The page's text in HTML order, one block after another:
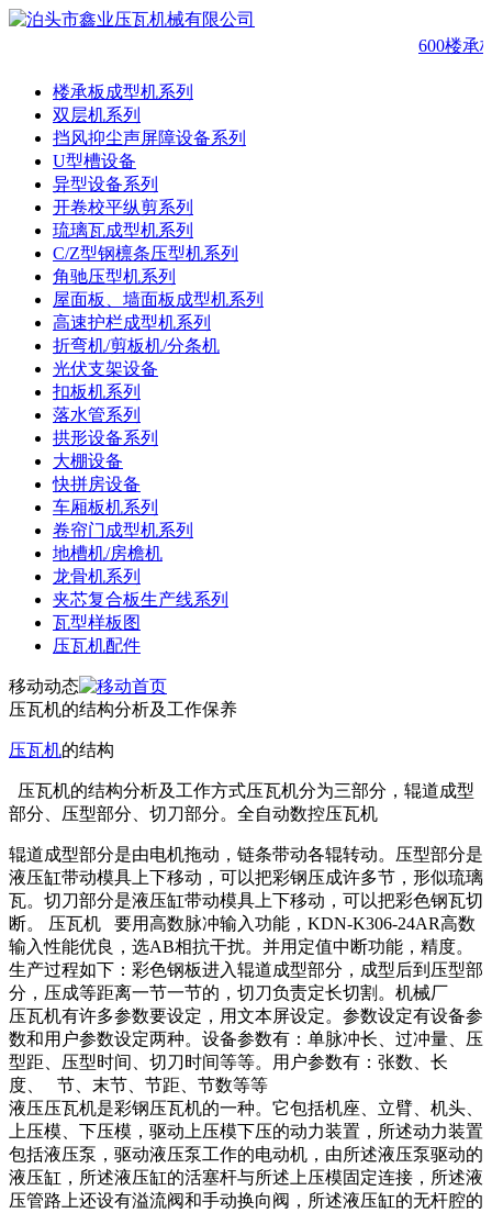
600楼承
楼承板成型机系列
双层机系列
挡风抑尘声屏障设备系列
U型槽设备
异型设备系列
开卷校平纵剪系列
琉璃瓦成型机系列
C/Z型钢檩条压型机系列
角驰压型机系列
屋面板、墙面板成型机系列
高速护栏成型机系列
折弯机/剪板机/分条机
光伏支架设备
扣板机系列
落水管系列
拱形设备系列
大棚设备
快拼房设备
车厢板机系列
卷帘门成型机系列
地槽机/房檐机
龙骨机系列
夹芯复合板生产线系列
瓦型样板图
压瓦机配件
移动动态
压瓦机的结构分析及工作保养
压瓦机的结构
压瓦机的结构分析及工作方式压瓦机分为三部分，辊道成型
部分、压型部分、切刀部分。全自动数控压瓦机
辊道成型部分是由电机拖动，链条带动各辊转动。压型部分是
液压缸带动模具上下移动，可以把彩钢压成许多节，形似琉璃
瓦。切刀部分是液压缸带动模具上下移动，可以把彩色钢瓦切
断。 压瓦机 要用高数脉冲输入功能，KDN-K306-24AR高数
输入性能优良，选AB相抗干扰。并用定值中断功能，精度。
生产过程如下：彩色钢板进入辊道成型部分，成型后到压型部
分，压成等距离一节一节的，切刀负责定长切割。机械厂
压瓦机有许多参数要设定，用文本屏设定。参数设定有设备参
数和用户参数设定两种。设备参数有：单脉冲长、过冲量、压
型距、压型时间、切刀时间等等。用户参数有：张数、长
度、 节、末节、节距、节数等等
液压压瓦机是彩钢压瓦机的一种。它包括机座、立臂、机头、
上压模、下压模，驱动上压模下压的动力装置，所述动力装置
包括液压泵，驱动液压泵工作的电动机，由所述液压泵驱动的
液压缸，所述液压缸的活塞杆与所述上压模固定连接，所述液
压管路上还设有溢流阀和手动换向阀，所述液压缸的无杆腔的